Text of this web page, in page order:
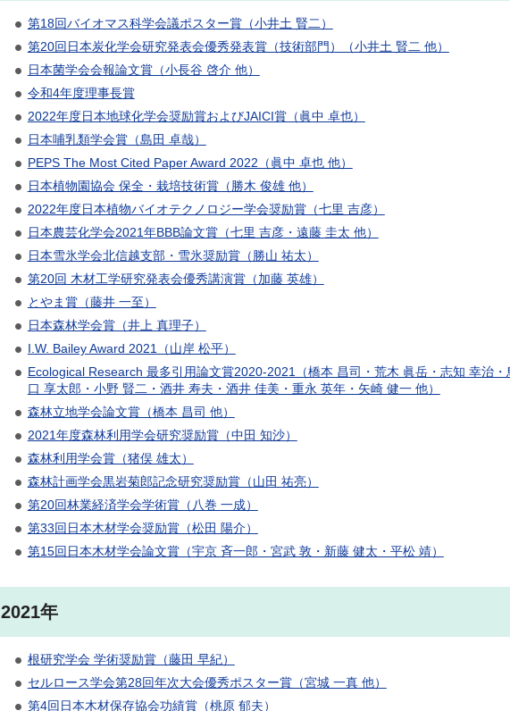
第18回バイオマス科学会議ポスター賞（小井土 賢二）
第20回日本炭化学会研究発表会優秀発表賞（技術部門）（小井土 賢二 他）
日本菌学会会報論文賞（小長谷 啓介 他）
令和4年度理事長賞
2022年度日本地球化学会奨励賞およびJAICI賞（眞中 卓也）
日本哺乳類学会賞（島田 卓哉）
PEPS The Most Cited Paper Award 2022（眞中 卓也 他）
日本植物園協会 保全・栽培技術賞（勝木 俊雄 他）
2022年度日本植物バイオテクノロジー学会奨励賞（七里 吉彦）
日本農芸化学会2021年BBB論文賞（七里 吉彦・遠藤 圭太 他）
日本雪氷学会北信越支部・雪氷奨励賞（勝山 祐太）
第20回 木材工学研究発表会優秀講演賞（加藤 英雄）
とやま賞（藤井 一至）
日本森林学会賞（井上 真理子）
I.W. Bailey Award 2021（山岸 松平）
Ecological Research 最多引用論文賞2020-2021（橋本 昌司・荒木 眞岳・志知 幸治
口 享太郎・小野 賢二・酒井 寿夫・酒井 佳美・重永 英年・矢崎 健一 他）
森林立地学会論文賞（橋本 昌司 他）
2021年度森林利用学会研究奨励賞（中田 知沙）
森林利用学会賞（猪俣 雄太）
森林計画学会黒岩菊郎記念研究奨励賞（山田 祐亮）
第20回林業経済学会学術賞（八巻 一成）
第33回日本木材学会奨励賞（松田 陽介）
第15回日本木材学会論文賞（宇京 斉一郎・宮武 敦・新藤 健太・平松 靖）
2021年
根研究学会 学術奨励賞（藤田 早紀）
セルロース学会第28回年次大会優秀ポスター賞（宮城 一真 他）
第4回日本木材保存協会功績賞（桃原 郁夫）